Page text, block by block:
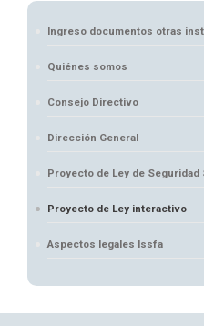
Ingreso documentos otras
Quiénes somos
Consejo Directivo
Dirección General
Proyecto de Ley de Seguridad
Proyecto de Ley interactivo
Aspectos legales Issfa